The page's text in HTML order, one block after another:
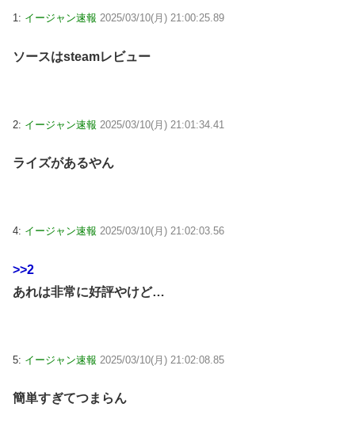
1: イージャン速報 2025/03/10(月) 21:00:25.89
ソースはsteamレビュー
2: イージャン速報 2025/03/10(月) 21:01:34.41
ライズがあるやん
4: イージャン速報 2025/03/10(月) 21:02:03.56
>>2
あれは非常に好評やけど…
5: イージャン速報 2025/03/10(月) 21:02:08.85
簡単すぎてつまらん